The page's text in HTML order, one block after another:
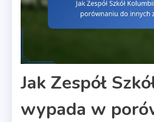
Jak Zespół
wypada w